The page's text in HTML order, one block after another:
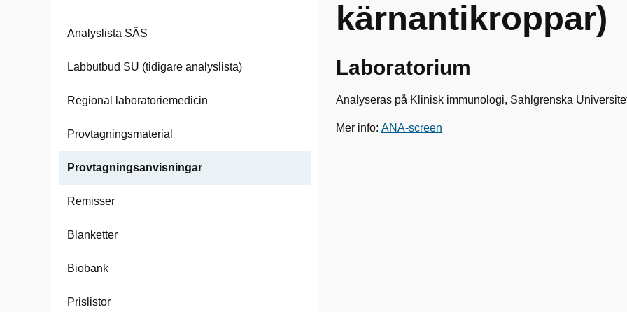
Analyslista SÄS
Labbutbud SU (tidigare analyslista)
Regional laboratoriemedicin
Provtagningsmaterial
Provtagningsanvisningar
Remisser
Blanketter
Biobank
Prislistor
kärnantikroppar)
Laboratorium
Analyseras på Klinisk immunologi, Sahlgrenska
Mer info: ANA-screen